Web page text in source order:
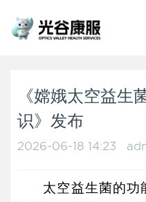
《嫦娥太空益生
识》发布
2026-06-18 14:23
太空益生菌的功